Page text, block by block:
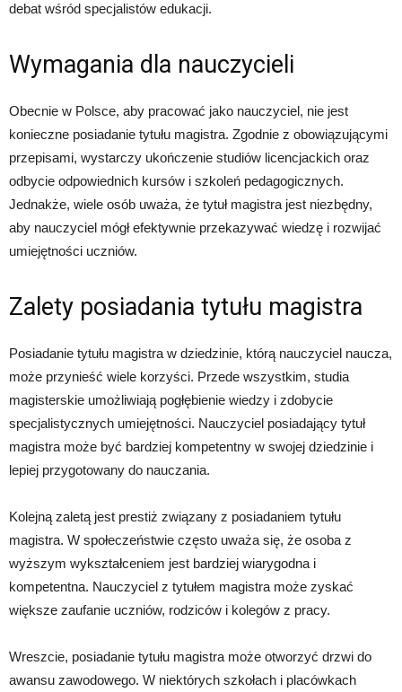
debat wśród specjalistów edukacji.
Wymagania dla nauczycieli
Obecnie w Polsce, aby pracować jako nauczyciel, nie jest
konieczne posiadanie tytułu magistra. Zgodnie z obowiązującymi
przepisami, wystarczy ukończenie studiów licencjackich oraz
odbycie odpowiednich kursów i szkoleń pedagogicznych.
Jednakże, wiele osób uważa, że tytuł magistra jest niezbędny,
aby nauczyciel mógł efektywnie przekazywać wiedzę i rozwijać
umiejętności uczniów.
Zalety posiadania tytułu magistra
Posiadanie tytułu magistra w dziedzinie, którą nauczyciel naucza,
może przynieść wiele korzyści. Przede wszystkim, studia
magisterskie umożliwiają pogłębienie wiedzy i zdobycie
specjalistycznych umiejętności. Nauczyciel posiadający tytuł
magistra może być bardziej kompetentny w swojej dziedzinie i
lepiej przygotowany do nauczania.
Kolejną zaletą jest prestiż związany z posiadaniem tytułu
magistra. W społeczeństwie często uważa się, że osoba z
wyższym wykształceniem jest bardziej wiarygodna i
kompetentna. Nauczyciel z tytułem magistra może zyskać
większe zaufanie uczniów, rodziców i kolegów z pracy.
Wreszcie, posiadanie tytułu magistra może otworzyć drzwi do
awansu zawodowego. W niektórych szkołach i placówkach